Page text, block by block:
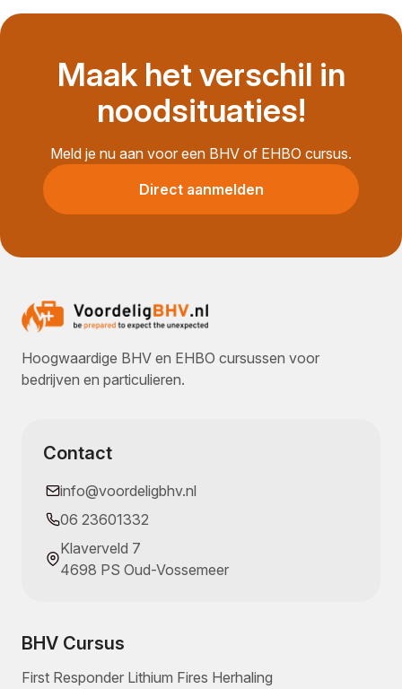
Maak het verschil in
noodsituaties!
Meld je nu aan voor een BHV of EHBO cursus.
Direct aanmelden
Hoogwaardige BHV en EHBO cursussen voor
bedrijven en particulieren.
Contact
info@voordeligbhv.nl
06 23601332
Klaverveld 7
4698 PS Oud-Vossemeer
BHV Cursus
First Responder Lithium Fires Herhaling